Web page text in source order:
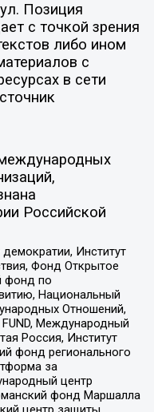
Позиция
с точкой зрения
либо ином
с
в сети
Российской
Институт
Фонд Открытое
фонд по
Национальный
Отношений,
FUND, Международный
Россия, Институт
фонд регионального
за
центр
фонд Маршалла